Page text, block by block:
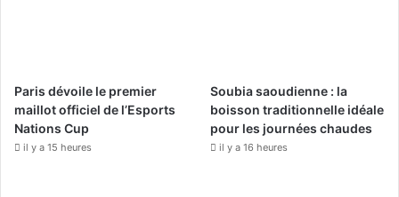
k
a
m
Paris dévoile le premier
maillot officiel de l’Esports
Nations Cup
il y a 15 heures
Soubia saoudienne : la
boisson traditionnelle idéale
pour les journées chaudes
il y a 16 heures